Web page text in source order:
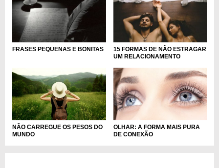
FRASES PEQUENAS E BONITAS
15 FORMAS DE NÃO ESTRAGAR
UM RELACIONAMENTO
NÃO CARREGUE OS PESOS DO
MUNDO
OLHAR: A FORMA MAIS PURA
DE CONEXÃO